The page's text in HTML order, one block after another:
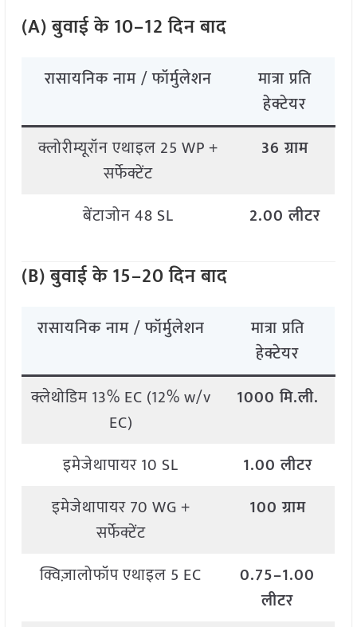
(A) बुवाई के 10–12 दिन बाद
रासायनिक नाम / फॉर्मुलेशन
मात्रा प्रति
हेक्टेयर
क्लोरीम्यूरॉन एथाइल 25 WP +
सर्फेक्टेंट
36 ग्राम
बेंटाजोन 48 SL 2.00 लीटर
(B) बुवाई के 15–20 दिन बाद
रासायनिक नाम / फॉर्मुलेशन
मात्रा प्रति
हेक्टेयर
क्लेथोडिम 13% EC (12% w/v
EC)
1000 मि.ली.
इमेजेथापायर 10 SL
1.00 लीटर
इमेजेथापायर 70 WG +
सर्फेक्टेंट
100 ग्राम
क्विज़ालोफॉप एथाइल 5 EC
0.75–1.00
लीटर